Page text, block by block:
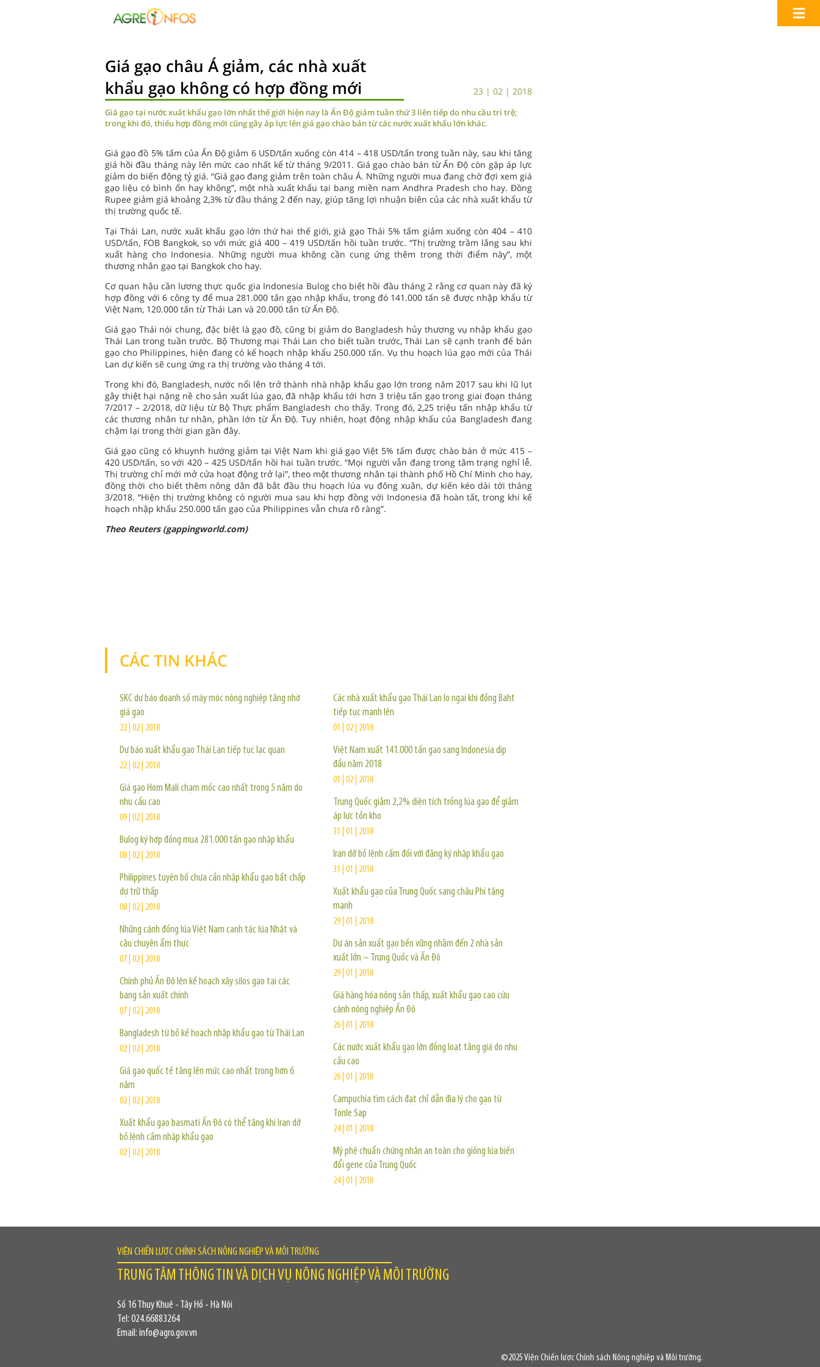
Giá gạo châu Á giảm, các nhà xuất
khẩu gạo không có hợp đồng mới
23 | 02 | 2018
Giá gạo tại nước xuất khẩu gạo lớn nhất thế giới hiện nay là Ấn Độ giảm tuần thứ 3 liên tiếp do nhu cầu trì trệ;
trong khi đó, thiếu hợp đồng mới cũng gây áp lực lên giá gạo chào bán từ các nước xuất khẩu lớn khác.
Giá gạo đồ 5% tấm của Ấn Độ giảm 6 USD/tấn xuống còn 414 – 418 USD/tấn trong tuần này, sau khi tăng
giá hồi đầu tháng này lên mức cao nhất kể từ tháng 9/2011. Giá gạo chào bán từ Ấn Độ còn gặp áp lực
giảm do biến động tỷ giá. “Giá gạo đang giảm trên toàn châu Á. Những người mua đang chờ đợi xem giá
gạo liệu có bình ổn hay không”, một nhà xuất khẩu tại bang miền nam Andhra Pradesh cho hay. Đồng
Rupee giảm giá khoảng 2,3% từ đầu tháng 2 đến nay, giúp tăng lợi nhuận biên của các nhà xuất khẩu từ
thị trường quốc tế.
Tại Thái Lan, nước xuất khẩu gạo lớn thứ hai thế giới, giá gạo Thái 5% tấm giảm xuống còn 404 – 410
USD/tấn, FOB Bangkok, so với mức giá 400 – 419 USD/tấn hồi tuần trước. “Thị trường trầm lắng sau khi
xuất hàng cho Indonesia. Những người mua không cần cung ứng thêm trong thời điểm này”, một
thương nhân gạo tại Bangkok cho hay.
Cơ quan hậu cần lương thực quốc gia Indonesia Bulog cho biết hồi đầu tháng 2 rằng cơ quan này đã ký
hợp đồng với 6 công ty để mua 281.000 tấn gạo nhập khẩu, trong đó 141.000 tấn sẽ được nhập khẩu từ
Việt Nam, 120.000 tấn từ Thái Lan và 20.000 tấn từ Ấn Độ.
Giá gạo Thái nói chung, đặc biệt là gạo đồ, cũng bị giảm do Bangladesh hủy thương vụ nhập khẩu gạo
Thái Lan trong tuần trước. Bộ Thương mại Thái Lan cho biết tuần trước, Thái Lan sẽ cạnh tranh để bán
gạo cho Philippines, hiện đang có kế hoạch nhập khẩu 250.000 tấn. Vụ thu hoạch lúa gạo mới của Thái
Lan dự kiến sẽ cung ứng ra thị trường vào tháng 4 tới.
Trong khi đó, Bangladesh, nước nổi lên trở thành nhà nhập khẩu gạo lớn trong năm 2017 sau khi lũ lụt
gây thiệt hại nặng nề cho sản xuất lúa gạo, đã nhập khẩu tới hơn 3 triệu tấn gạo trong giai đoạn tháng
7/2017 – 2/2018, dữ liệu từ Bộ Thực phẩm Bangladesh cho thấy. Trong đó, 2,25 triệu tấn nhập khẩu từ
các thương nhân tư nhân, phần lớn từ Ấn Độ. Tuy nhiên, hoạt động nhập khẩu của Bangladesh đang
chậm lại trong thời gian gần đây.
Giá gạo cũng có khuynh hướng giảm tại Việt Nam khi giá gạo Việt 5% tấm được chào bán ở mức 415 –
420 USD/tấn, so với 420 – 425 USD/tấn hồi hai tuần trước. “Mọi người vẫn đang trong tâm trạng nghỉ lễ.
Thị trường chỉ mới mở cửa hoạt động trở lại”, theo một thương nhân tại thành phố Hồ Chí Minh cho hay,
đồng thời cho biết thêm nông dân đã bắt đầu thu hoạch lúa vụ đông xuân, dự kiến kéo dài tới tháng
3/2018. “Hiện thị trường không có người mua sau khi hợp đồng với Indonesia đã hoàn tất, trong khi kế
hoạch nhập khẩu 250.000 tấn gạo của Philippines vẫn chưa rõ ràng”.
Theo Reuters (gappingworld.com)
CÁC TIN KHÁC
SKC dự báo doanh số máy móc nông nghiệp tăng nhờ
giá gạo
22 | 02 | 2018
Dự báo xuất khẩu gạo Thái Lan tiếp tục lạc quan
22 | 02 | 2018
Giá gạo Hom Mali chạm mốc cao nhất trong 5 năm do
nhu cầu cao
09 | 02 | 2018
Bulog ký hợp đồng mua 281.000 tấn gạo nhập khẩu
08 | 02 | 2018
Philippines tuyên bố chưa cần nhập khẩu gạo bất chấp
dự trữ thấp
08 | 02 | 2018
Những cánh đồng lúa Việt Nam canh tác lúa Nhật và
câu chuyện ẩm thực
07 | 02 | 2018
Chính phủ Ấn Độ lên kế hoạch xây silos gạo tại các
bang sản xuất chính
07 | 02 | 2018
Bangladesh từ bỏ kế hoạch nhập khẩu gạo từ Thái Lan
02 | 02 | 2018
Giá gạo quốc tế tăng lên mức cao nhất trong hơn 6
năm
02 | 02 | 2018
Xuất khẩu gạo basmati Ấn Độ có thể tăng khi Iran dỡ
bỏ lệnh cấm nhập khẩu gạo
02 | 02 | 2018
Các nhà xuất khẩu gạo Thái Lan lo ngại khi đồng Baht
tiếp tục mạnh lên
01 | 02 | 2018
Việt Nam xuất 141.000 tấn gạo sang Indonesia dịp
đầu năm 2018
01 | 02 | 2018
Trung Quốc giảm 2,2% diện tích trồng lúa gạo để giảm
áp lực tồn kho
31 | 01 | 2018
Iran dỡ bỏ lệnh cấm đối với đăng ký nhập khẩu gạo
31 | 01 | 2018
Xuất khẩu gạo của Trung Quốc sang châu Phi tăng
mạnh
29 | 01 | 2018
Dự án sản xuất gạo bền vững nhắm đến 2 nhà sản
xuất lớn – Trung Quốc và Ấn Độ
29 | 01 | 2018
Giá hàng hóa nông sản thấp, xuất khẩu gạo cao cứu
cánh nông nghiệp Ấn Độ
26 | 01 | 2018
Các nước xuất khẩu gạo lớn đồng loạt tăng giá do nhu
cầu cao
26 | 01 | 2018
Campuchia tìm cách đạt chỉ dẫn địa lý cho gạo từ
Tonle Sap
24 | 01 | 2018
Mỹ phê chuẩn chứng nhận an toàn cho giống lúa biến
đổi gene của Trung Quốc
24 | 01 | 2018
VIỆN CHIẾN LƯỢC CHÍNH SÁCH NÔNG NGHIỆP VÀ MÔI TRƯỜNG
TRUNG TÂM THÔNG TIN VÀ DỊCH VỤ NÔNG NGHIỆP VÀ MÔI TRƯỜNG
Số 16 Thụy Khuê - Tây Hồ - Hà Nội
Tel: 024.66883264
Email: info@agro.gov.vn
©2025 Viện Chiến lược Chính sách Nông nghiệp và Môi trường.